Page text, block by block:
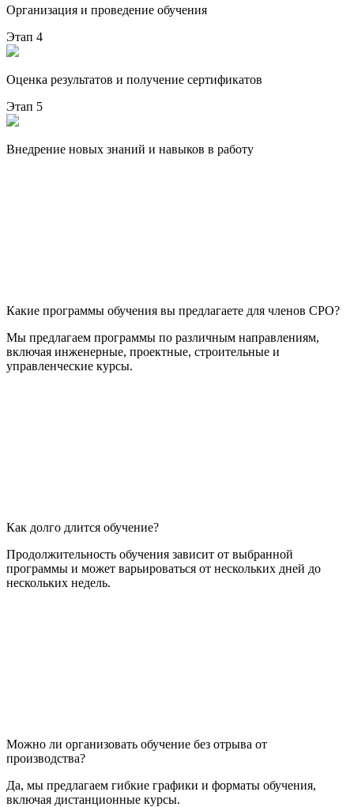
Организация и проведение обучения
Этап 4
Оценка результатов и получение сертификатов
Этап 5
Внедрение новых знаний и навыков в работу
Какие программы обучения вы предлагаете для членов СРО?
Мы предлагаем программы по различным направлениям,
включая инженерные, проектные, строительные и
управленческие курсы.
Как долго длится обучение?
Продолжительность обучения зависит от выбранной
программы и может варьироваться от нескольких дней до
нескольких недель.
Можно ли организовать обучение без отрыва от
производства?
Да, мы предлагаем гибкие графики и форматы обучения,
включая дистанционные курсы.